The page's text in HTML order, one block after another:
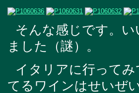
そんな感じです。
ました（謎）。
イタリアに行って
てるワインはせいぜ